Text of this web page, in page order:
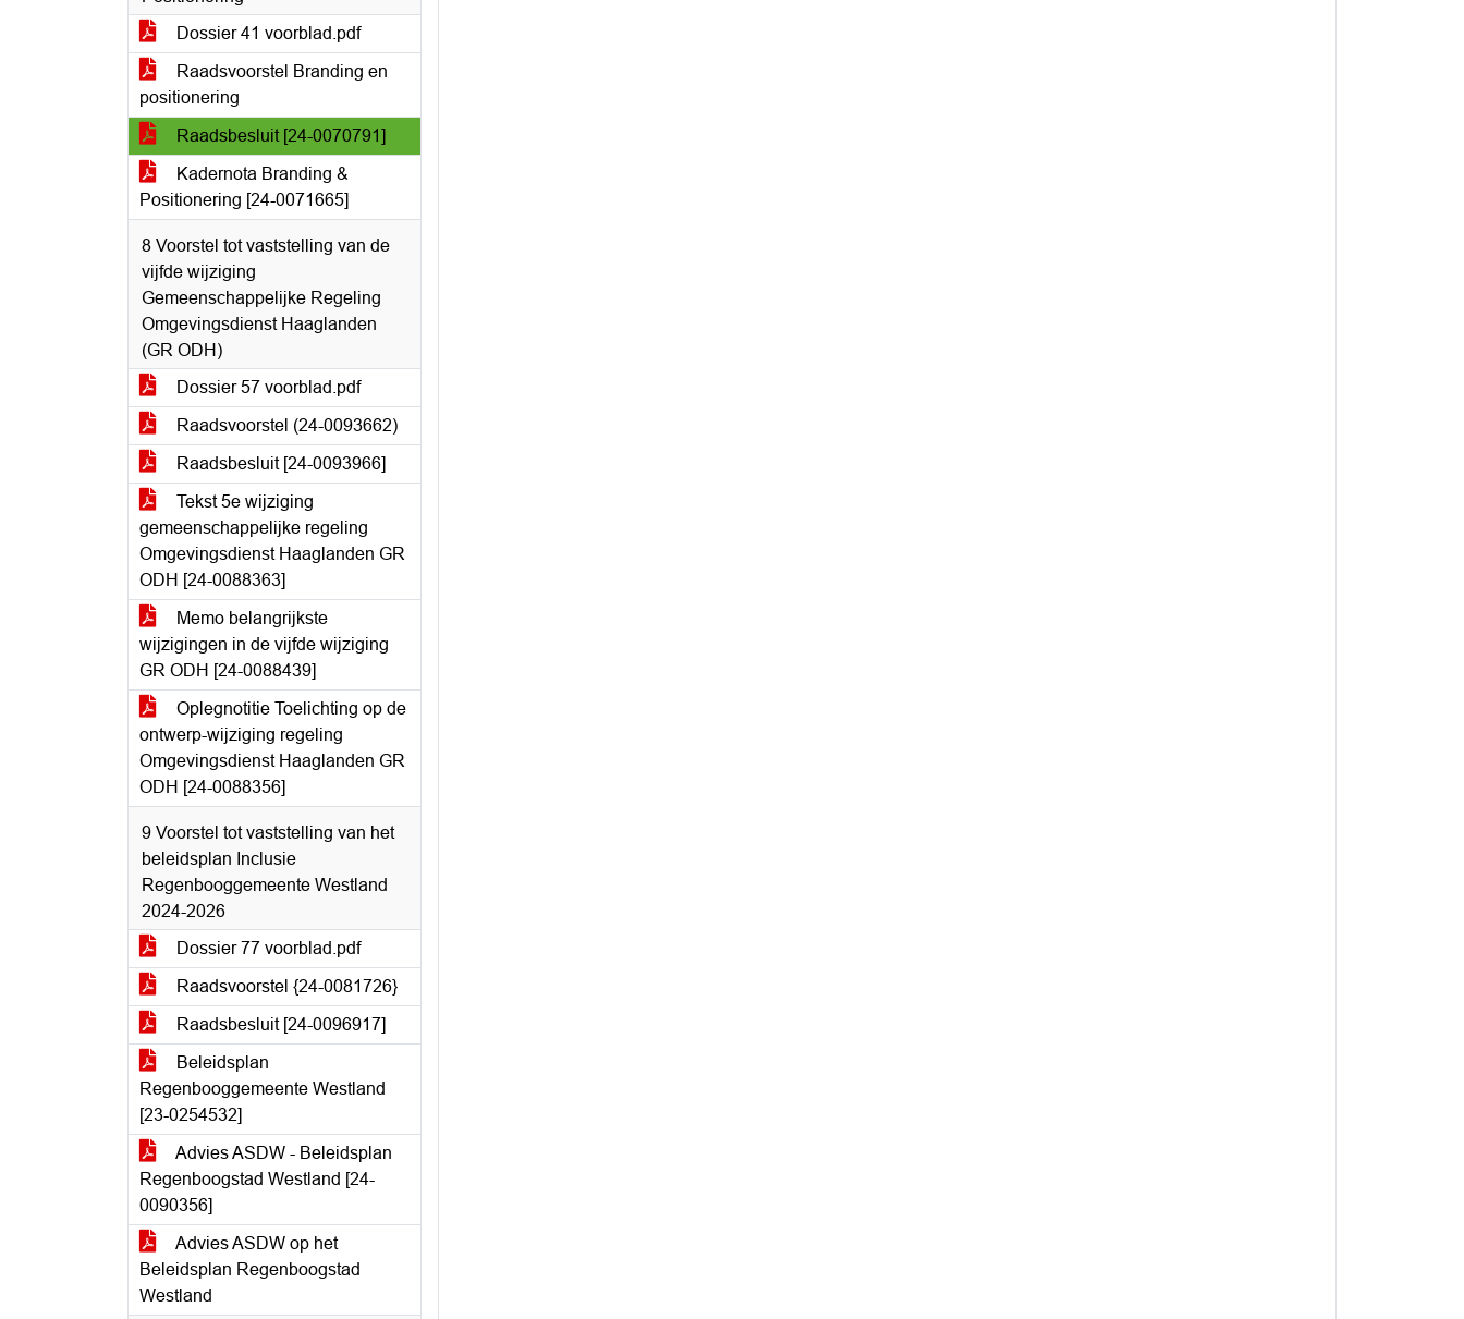
Dossier 41 voorblad.pdf
Raadsvoorstel Branding en
positionering
Raadsbesluit [24-0070791]
Kadernota Branding &
Positionering [24-0071665]
8 Voorstel tot vaststelling van de
vijfde wijziging
Gemeenschappelijke Regeling
Omgevingsdienst Haaglanden
(GR ODH)
Dossier 57 voorblad.pdf
Raadsvoorstel (24-0093662)
Raadsbesluit [24-0093966]
Tekst 5e wijziging
gemeenschappelijke regeling
Omgevingsdienst Haaglanden GR
ODH [24-0088363]
Memo belangrijkste
wijzigingen in de vijfde wijziging
GR ODH [24-0088439]
Oplegnotitie Toelichting op de
ontwerp-wijziging regeling
Omgevingsdienst Haaglanden GR
ODH [24-0088356]
9 Voorstel tot vaststelling van het
beleidsplan Inclusie
Regenbooggemeente Westland
2024-2026
Dossier 77 voorblad.pdf
Raadsvoorstel {24-0081726}
Raadsbesluit [24-0096917]
Beleidsplan
Regenbooggemeente Westland
[23-0254532]
Advies ASDW - Beleidsplan
Regenboogstad Westland [24-
0090356]
Advies ASDW op het
Beleidsplan Regenboogstad
Westland